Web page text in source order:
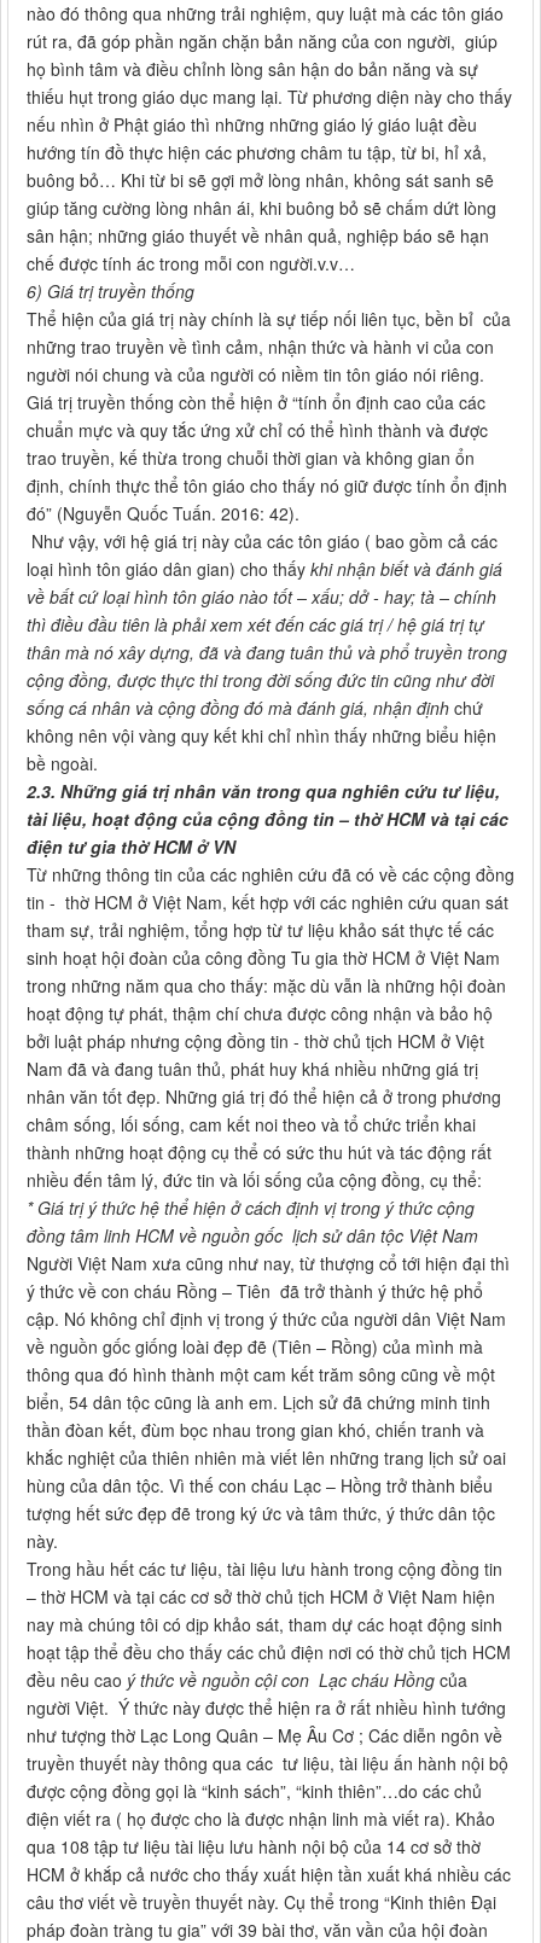
nào đó thông qua những trải nghiệm, quy luật mà các tôn giáo
rút ra, đã góp phần ngăn chặn bản năng của con người, giúp
họ bình tâm và điều chỉnh lòng sân hận do bản năng và sự
thiếu hụt trong giáo dục mang lại. Từ phương diện này cho thấy
nếu nhìn ở Phật giáo thì những những giáo lý giáo luật đều
hướng tín đồ thực hiện các phương châm tu tập, từ bi, hỉ xả,
buông bỏ… Khi từ bi sẽ gợi mở lòng nhân, không sát sanh sẽ
giúp tăng cường lòng nhân ái, khi buông bỏ sẽ chấm dứt lòng
sân hận; những giáo thuyết về nhân quả, nghiệp báo sẽ hạn
chế được tính ác trong mỗi con người.v.v…
6) Giá trị truyền thống
Thể hiện của giá trị này chính là sự tiếp nối liên tục, bền bỉ của
những trao truyền về tình cảm, nhận thức và hành vi của con
người nói chung và của người có niềm tin tôn giáo nói riêng.
Giá trị truyền thống còn thể hiện ở “tính ổn định cao của các
chuẩn mực và quy tắc ứng xử chỉ có thể hình thành và được
trao truyền, kế thừa trong chuỗi thời gian và không gian ổn
định, chính thực thể tôn giáo cho thấy nó giữ được tính ổn định
đó” (Nguyễn Quốc Tuấn. 2016: 42).
Như vậy, với hệ giá trị này của các tôn giáo ( bao gồm cả các
loại hình tôn giáo dân gian) cho thấy khi nhận biết và đánh giá
về bất cứ loại hình tôn giáo nào tốt – xấu; dở - hay; tà – chính
thì điều đầu tiên là phải xem xét đến các giá trị / hệ giá trị tự
thân mà nó xây dựng, đã và đang tuân thủ và phổ truyền trong
cộng đồng, được thực thi trong đời sống đức tin cũng như đời
sống cá nhân và cộng đồng đó mà đánh giá, nhận định chứ
không nên vội vàng quy kết khi chỉ nhìn thấy những biểu hiện
bề ngoài.
2.3. Những giá trị nhân văn trong qua nghiên cứu tư liệu,
tài liệu, hoạt động của cộng đồng tin – thờ HCM và tại các
điện tư gia thờ HCM ở VN
Từ những thông tin của các nghiên cứu đã có về các cộng đồng
tin - thờ HCM ở Việt Nam, kết hợp với các nghiên cứu quan sát
tham sự, trải nghiệm, tổng hợp từ tư liệu khảo sát thực tế các
sinh hoạt hội đoàn của công đồng Tu gia thờ HCM ở Việt Nam
trong những năm qua cho thấy: mặc dù vẫn là những hội đoàn
hoạt động tự phát, thậm chí chưa được công nhận và bảo hộ
bởi luật pháp nhưng cộng đồng tin - thờ chủ tịch HCM ở Việt
Nam đã và đang tuân thủ, phát huy khá nhiều những giá trị
nhân văn tốt đẹp. Những giá trị đó thể hiện cả ở trong phương
châm sống, lối sống, cam kết noi theo và tổ chức triển khai
thành những hoạt động cụ thể có sức thu hút và tác động rất
nhiều đến tâm lý, đức tin và lối sống của cộng đồng, cụ thể:
* Giá trị ý thức hệ thể hiện ở cách định vị trong ý thức cộng
đồng tâm linh HCM về nguồn gốc lịch sử dân tộc Việt Nam
Người Việt Nam xưa cũng như nay, từ thượng cổ tới hiện đại thì
ý thức về con cháu Rồng – Tiên đã trở thành ý thức hệ phổ
cập. Nó không chỉ định vị trong ý thức của người dân Việt Nam
về nguồn gốc giống loài đẹp đẽ (Tiên – Rồng) của mình mà
thông qua đó hình thành một cam kết trăm sông cũng về một
biển, 54 dân tộc cũng là anh em. Lịch sử đã chứng minh tinh
thần đòan kết, đùm bọc nhau trong gian khó, chiến tranh và
khắc nghiệt của thiên nhiên mà viết lên những trang lịch sử oai
hùng của dân tộc. Vì thế con cháu Lạc – Hồng trở thành biểu
tượng hết sức đẹp đẽ trong ký ức và tâm thức, ý thức dân tộc
này.
Trong hầu hết các tư liệu, tài liệu lưu hành trong cộng đồng tin
– thờ HCM và tại các cơ sở thờ chủ tịch HCM ở Việt Nam hiện
nay mà chúng tôi có dịp khảo sát, tham dự các hoạt động sinh
hoạt tập thể đều cho thấy các chủ điện nơi có thờ chủ tịch HCM
đều nêu cao ý thức về nguồn cội con Lạc cháu Hồng của
người Việt. Ý thức này được thể hiện ra ở rất nhiều hình tướng
như tượng thờ Lạc Long Quân – Mẹ Âu Cơ ; Các diễn ngôn về
truyền thuyết này thông qua các tư liệu, tài liệu ấn hành nội bộ
được cộng đồng gọi là “kinh sách”, “kinh thiên”…do các chủ
điện viết ra ( họ được cho là được nhận linh mà viết ra). Khảo
qua 108 tập tư liệu tài liệu lưu hành nội bộ của 14 cơ sở thờ
HCM ở khắp cả nước cho thấy xuất hiện tần xuất khá nhiều các
câu thơ viết về truyền thuyết này. Cụ thể trong “Kinh thiên Đại
pháp đoàn tràng tu gia” với 39 bài thơ, văn vần của hội đoàn